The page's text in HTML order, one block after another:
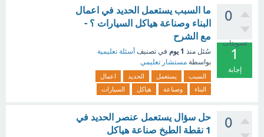
0
تصويتات
1
إجابة
ما السبب يستعمل الحديد في اعمال
البناء وصناعة هياكل السيارات ؟ -
مع الشرح
سُئل منذ 1 يوم في تصنيف أسئلة تعليمية
بواسطة مستشار تعليمي
السبب يستعمل الحديد
اعمال
البناء
وصناعة هياكل السيارات
0
حل سؤال يستعمل عنصر الحديد في
1 نقطة الطبخ صناعة هياكل